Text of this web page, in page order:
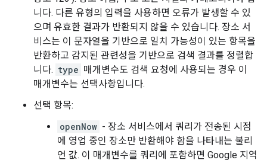
니다. 다른 유형의 입력을 사용하면 오류가 발생할 수 있
으며 유효한 결과가 반환되지 않을 수 있습니다. 장소 서
비스는 이 문자열을 기반으로 일치 가능성이 있는 항목을
반환하고 감지된 관련성을 기반으로 검색 결과를 정렬합
니다. type 매개변수도 검색 요청에 사용되는 경우 이
매개변수는 선택사항입니다.
선택 항목:
openNow - 장소 서비스에서 쿼리가 전송된 시점
에 영업 중인 장소만 반환해야 함을 나타내는 불리
언 값. 이 매개변수를 쿼리에 포함하면 Google 지역